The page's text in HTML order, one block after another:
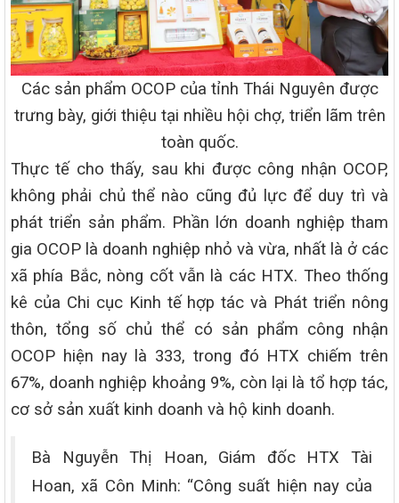
Các sản phẩm OCOP của tỉnh Thái Nguyên được
trưng bày, giới thiệu tại nhiều hội chợ, triển lãm trên
toàn quốc.
Thực tế cho thấy, sau khi được công nhận OCOP,
không phải chủ thể nào cũng đủ lực để duy trì và
phát triển sản phẩm. Phần lớn doanh nghiệp tham
gia OCOP là doanh nghiệp nhỏ và vừa, nhất là ở các
xã phía Bắc, nòng cốt vẫn là các HTX. Theo thống
kê của Chi cục Kinh tế hợp tác và Phát triển nông
thôn, tổng số chủ thể có sản phẩm công nhận
OCOP hiện nay là 333, trong đó HTX chiếm trên
67%, doanh nghiệp khoảng 9%, còn lại là tổ hợp tác,
cơ sở sản xuất kinh doanh và hộ kinh doanh.
Bà Nguyễn Thị Hoan, Giám đốc HTX Tài
Hoan, xã Côn Minh: “Công suất hiện nay của